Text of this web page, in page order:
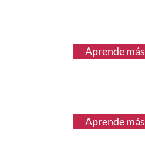
Aprende más
Aprende más